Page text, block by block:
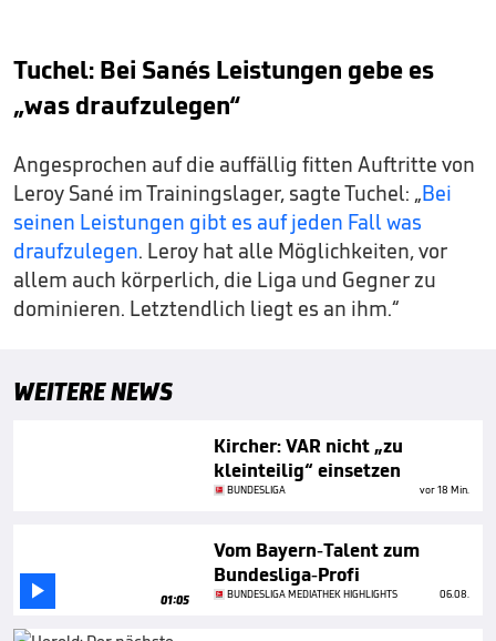
Tuchel: Bei Sanés Leistungen gebe es
„was draufzulegen“
Angesprochen auf die auffällig fitten Auftritte von
Leroy Sané im Trainingslager, sagte Tuchel: „Bei
seinen Leistungen gibt es auf jeden Fall was
draufzulegen. Leroy hat alle Möglichkeiten, vor
allem auch körperlich, die Liga und Gegner zu
dominieren. Letztendlich liegt es an ihm.“
WEITERE NEWS
Kircher: VAR nicht „zu
kleinteilig“ einsetzen
BUNDESLIGA vor 18 Min.
 01:05
Vom Bayern-Talent zum
Bundesliga-Profi
BUNDESLIGA MEDIATHEK HIGHLIGHTS 06.08.